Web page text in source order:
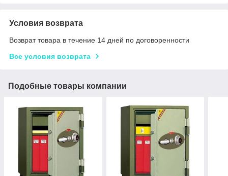
Условия возврата
Возврат товара в течение 14 дней по договоренности
Все условия возврата
Подобные товары компании